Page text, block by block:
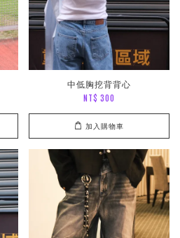
中低胸挖背背心
NT$ 300
加入購物車